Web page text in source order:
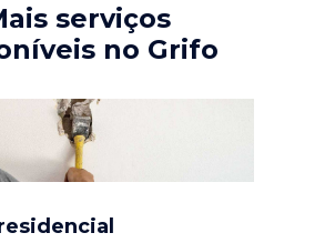
serviços
no Grifo